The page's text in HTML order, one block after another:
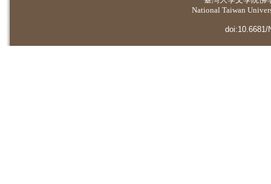
National Taiwan
doi:10.6681/